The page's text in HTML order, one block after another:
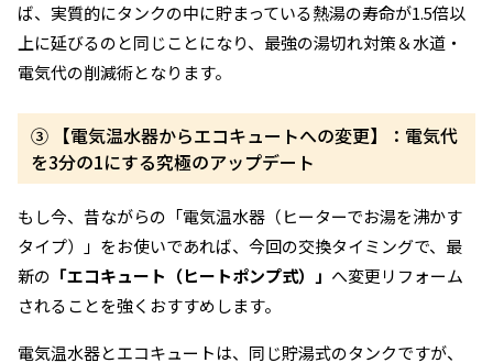
ば、実質的にタンクの中に貯まっている熱湯の寿命が1.5倍以
上に延びるのと同じことになり、最強の湯切れ対策＆水道・
電気代の削減術となります。
③ 【電気温水器からエコキュートへの変更】：電気代
を3分の1にする究極のアップデート
もし今、昔ながらの「電気温水器（ヒーターでお湯を沸かす
タイプ）」をお使いであれば、今回の交換タイミングで、最
新の 「エコキュート（ヒートポンプ式）」 へ変更リフォーム
されることを強くおすすめします。
電気温水器とエコキュートは、同じ貯湯式のタンクですが、